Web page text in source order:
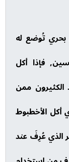
بحري تُوضع له
فإذا أكل
الكثيرون ممن
أكل الأخطبوط
الذي عُرِفَ عند